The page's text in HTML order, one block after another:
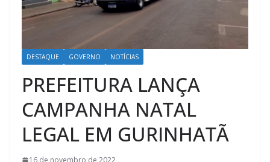
DESTAQUE GOVERNO NOTÍCIAS
PREFEITURA LANÇA
CAMPANHA NATAL
LEGAL EM GURINHATÃ